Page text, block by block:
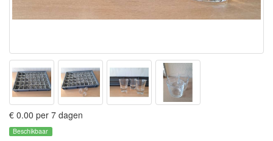
€ 0.00 per 7 dagen
Beschikbaar